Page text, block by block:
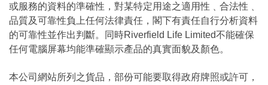
或服務的資料的準確性，對某特定用途之適用性﹑合法性﹑
品質及可靠性負上任何法律責任，閣下有責任自行分析資料
的可靠性並作出判斷。同時Riverfield Life Limited不能確保
任何電腦屏幕均能準確顯示產品的真實面貌及顏色。
本公司網站所列之貨品，部份可能要取得政府牌照或許可，